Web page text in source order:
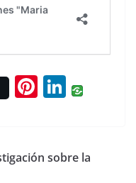
Pi
e
Li
e
sobre la